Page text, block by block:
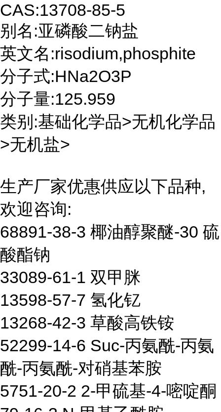
CAS:13708-85-5
别名:亚磷酸二钠盐
英文名:risodium,phosphite
分子式:HNa2O3P
分子量:125.959
类别:基础化学品>无机化学品
>无机盐>
生产厂家优惠供应以下品种,
欢迎咨询:
68891-38-3 椰油醇聚醚-30 硫
酸酯钠
33089-61-1 双甲脒
13598-57-7 氢化钇
13268-42-3 草酸高铁铵
52299-14-6 Suc-丙氨酰-丙氨
酰-丙氨酰-对硝基苯胺
5751-20-2 2-甲硫基-4-嘧啶酮